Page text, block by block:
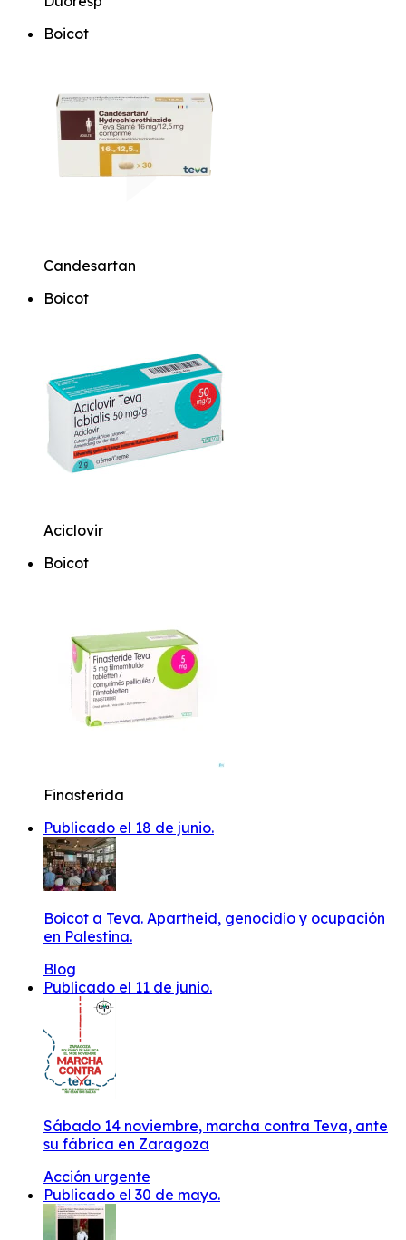
Boicot
Candesartan
Boicot
Aciclovir
Boicot
Finasterida
Publicado el 18 de junio.
Boicot a Teva. Apartheid, genocidio y ocupación
en Palestina.
Blog
Publicado el 11 de junio.
Sábado 14 noviembre, marcha contra Teva, ante
su fábrica en Zaragoza
Acción urgente
Publicado el 30 de mayo.